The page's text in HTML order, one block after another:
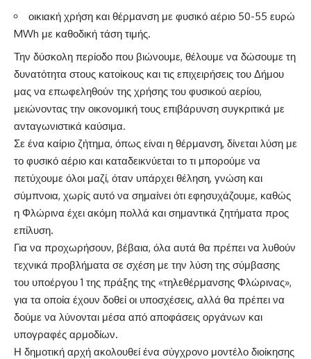
οικιακή χρήση και θέρμανση με φυσικό αέριο 50-55 ευρώ
MWh με καθοδική τάση τιμής.
Την δύσκολη περίοδο που βιώνουμε, θέλουμε να δώσουμε τη
δυνατότητα στους κατοίκους και τις επιχειρήσεις του Δήμου
μας να επωφεληθούν της χρήσης του φυσικού αερίου,
μειώνοντας την οικονομική τους επιβάρυνση συγκριτικά με
ανταγωνιστικά καύσιμα.
Σε ένα καίριο ζήτημα, όπως είναι η θέρμανση, δίνεται λύση με
το φυσικό αέριο και καταδεικνύεται το τι μπορούμε να
πετύχουμε όλοι μαζί, όταν υπάρχει θέληση, γνώση και
σύμπνοια, χωρίς αυτό να σημαίνει ότι εφησυχάζουμε, καθώς
η Φλώρινα έχει ακόμη πολλά και σημαντικά ζητήματα προς
επίλυση.
Για να προχωρήσουν, βέβαια, όλα αυτά θα πρέπει να λυθούν
τεχνικά προβλήματα σε σχέση με την λύση της σύμβασης
του υποέργου 1 της πράξης της «τηλεθέρμανσης Φλώρινας»,
για τα οποία έχουν δοθεί οι υποσχέσεις, αλλά θα πρέπει να
δούμε να λύνονται μέσα από αποφάσεις οργάνων και
υπογραφές αρμοδίων.
Η δημοτική αρχή ακολουθεί ένα σύγχρονο μοντέλο διοίκησης